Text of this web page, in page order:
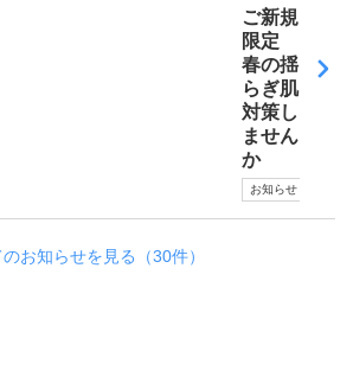
ご新規
限定
春の揺
らぎ肌
対策し
ません
か
お知らせ
お知らせを見る（30件）